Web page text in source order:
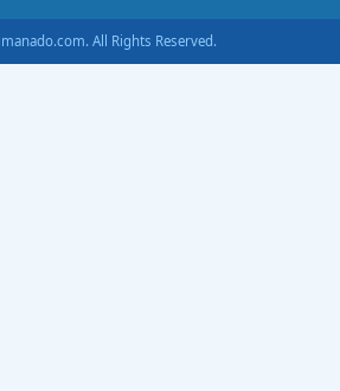
All Rights Reserved.